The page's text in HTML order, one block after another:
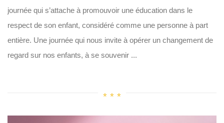
journée qui s’attache à promouvoir une éducation dans le
respect de son enfant, considéré comme une personne à part
entière. Une journée qui nous invite à opérer un changement de
regard sur nos enfants, à se souvenir ...